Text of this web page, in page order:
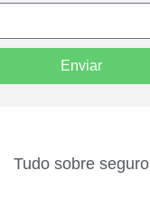
Enviar
Tudo sobre seguro